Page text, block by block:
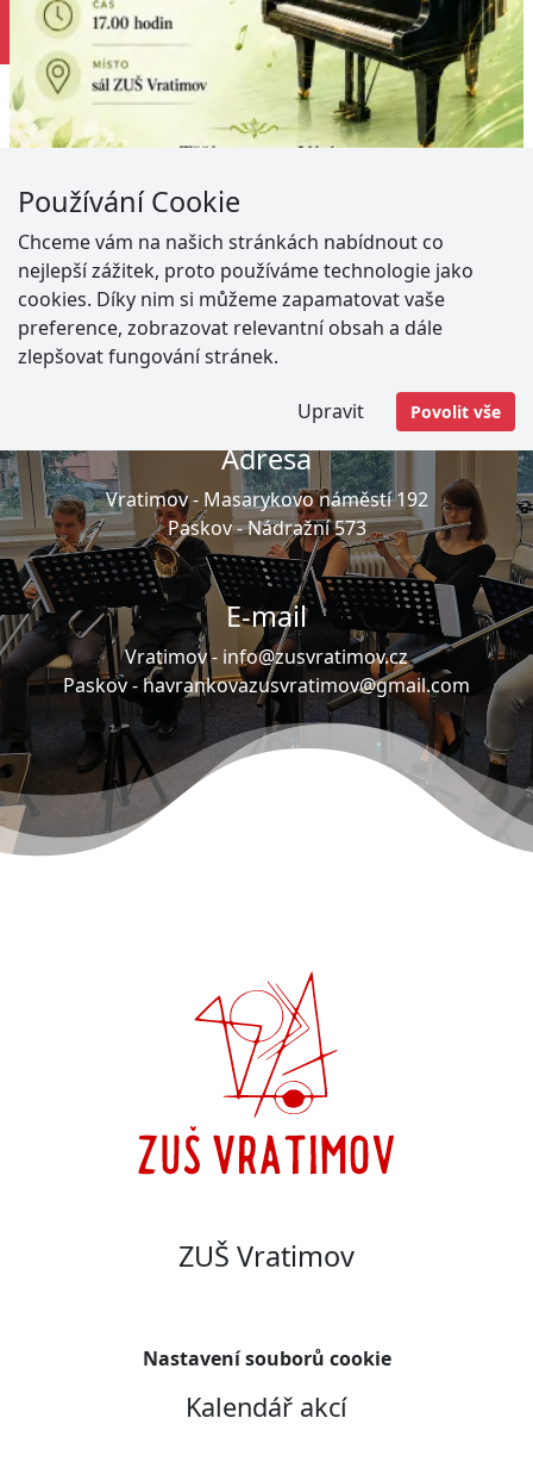
„Klavír… celý orchestr v deseti prstech…!" řekl jeden
francouzský básník. Jestli je to opravdu tak, jste se
mohli přesvědčit v úterý 26. května 2026 od 17 hodin v
sále ZUŠ Vratimov na třídním koncertě klavírní třídy
paní učitelky Šárky Novotné. Gratulujeme všem ke
krásným výkonům!
Adresa
Vratimov - Masarykovo náměstí 192
Paskov -Nádražní 573
E-mail
Vratimov - info@zusvratimov.cz
Paskov -havrankovazusvratimov@gmail.com
ZUŠ Vratimov
Nastavení souborů cookie
Kalendář akcí
Používání Cookie
Chceme vám na našich stránkách nabídnout co
nejlepší zážitek, proto používáme technologie jako
cookies. Díky nim si můžeme zapamatovat vaše
preference, zobrazovat relevantní obsah a dále
zlepšovat fungování stránek.
Upravit Povolit vše